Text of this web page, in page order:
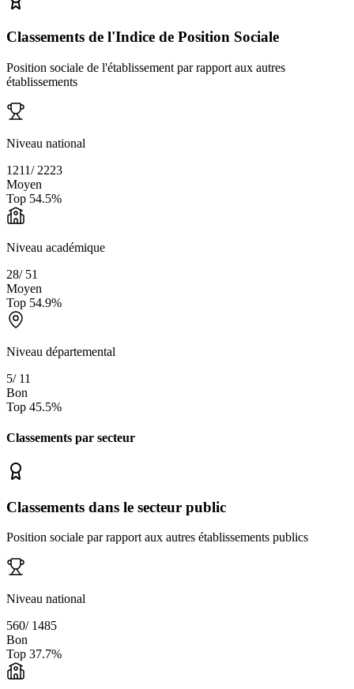
Classements de l'Indice de Position Sociale
Position sociale de l'établissement par rapport aux autres
établissements
Niveau national
1211/ 2223
Moyen
Top 54.5%
Niveau académique
28/ 51
Moyen
Top 54.9%
Niveau départemental
5/ 11
Bon
Top 45.5%
Classements par secteur
Classements dans le secteur public
Position sociale par rapport aux autres établissements publics
Niveau national
560/ 1485
Bon
Top 37.7%